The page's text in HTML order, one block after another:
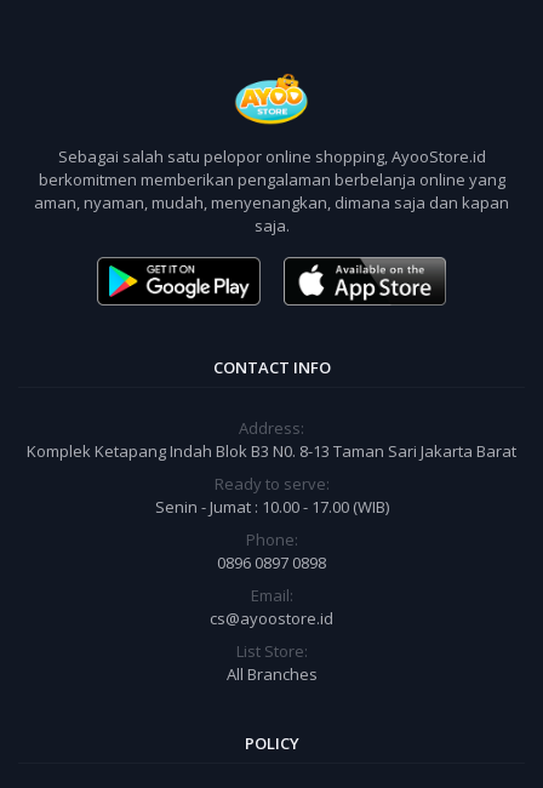
Sebagai salah satu pelopor online shopping, AyooStore.id
berkomitmen memberikan pengalaman berbelanja online yang
aman, nyaman, mudah, menyenangkan, dimana saja dan kapan
saja.
CONTACT INFO
Address:
Komplek Ketapang Indah Blok B3 N0. 8-13 Taman Sari Jakarta Barat
Ready to serve:
Senin - Jumat : 10.00 - 17.00 (WIB)
Phone:
0896 0897 0898
Email:
cs@ayoostore.id
List Store:
All Branches
POLICY